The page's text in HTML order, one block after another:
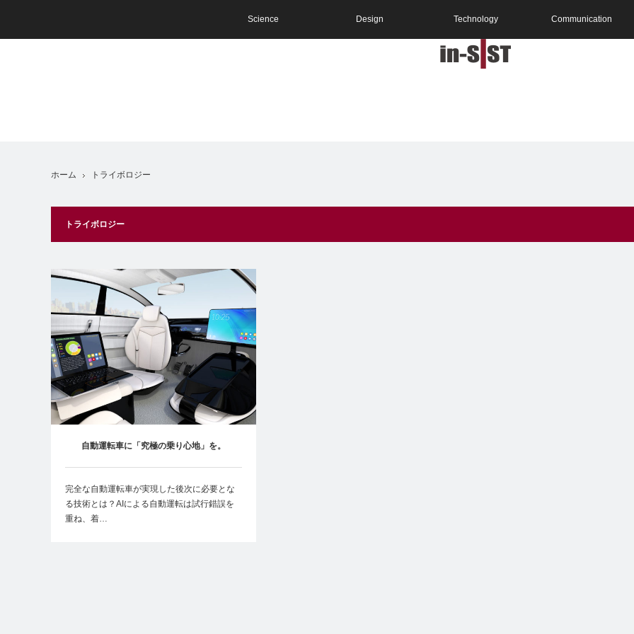
Science Design Technology Communication
ホーム トライボロジー
トライボロジー
自動運転車に「究極の乗り心地」を。
完全な自動運転車が実現した後次に必要とな
る技術とは？AIによる自動運転は試行錯誤を
重ね、着…